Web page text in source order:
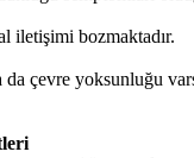
iletişimi bozmaktadır.
yoksunluğu